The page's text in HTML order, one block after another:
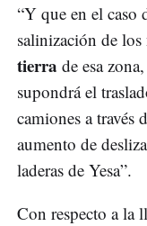
“Y que en el caso
salinización de los
tierra de esa
supondrá el
camiones a través
aumento de
laderas de Yesa”.
Con respecto a la